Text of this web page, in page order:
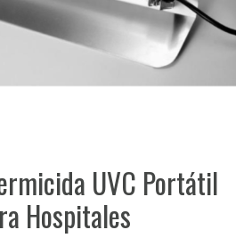
UVC Portátil
Hospitales